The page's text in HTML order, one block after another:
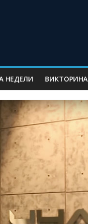
НЕДЕЛИ ВИКТОРИНА